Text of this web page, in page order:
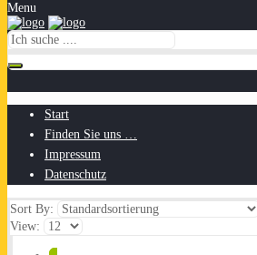
Menu
Start
Finden Sie uns …
Impressum
Datenschutz
Sort By:
View: